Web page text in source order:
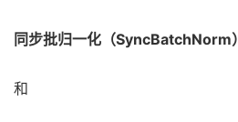
同步批归一化（SyncBatchNorm）
和